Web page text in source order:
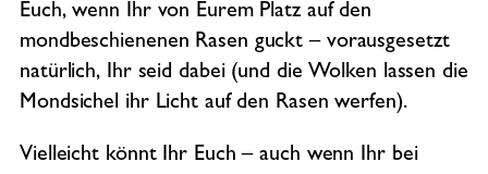
Euch, wenn Ihr von Eurem Platz auf den
mondbeschienenen Rasen guckt – vorausgesetzt
natürlich, Ihr seid dabei (und die Wolken lassen die
Mondsichel ihr Licht auf den Rasen werfen).
Vielleicht könnt Ihr Euch – auch wenn Ihr bei